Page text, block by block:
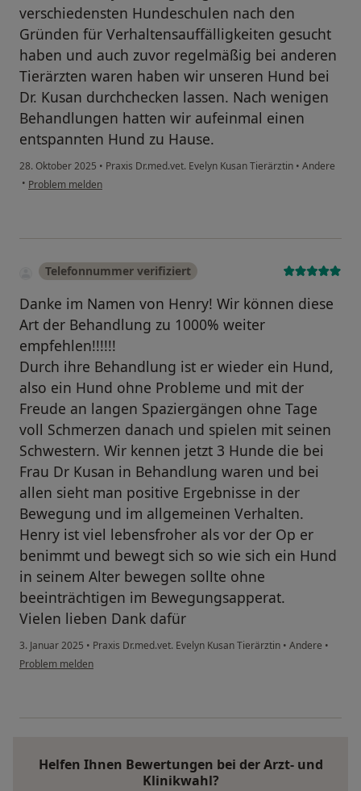
verschiedensten Hundeschulen nach den
Gründen für Verhaltensauffälligkeiten gesucht
haben und auch zuvor regelmäßig bei anderen
Tierärzten waren haben wir unseren Hund bei
Dr. Kusan durchchecken lassen. Nach wenigen
Behandlungen hatten wir aufeinmal einen
entspannten Hund zu Hause.
28. Oktober 2025 • Praxis Dr.med.vet. Evelyn Kusan Tierärztin • Andere
• Problem melden
Telefonnummer verifiziert
Danke im Namen von Henry! Wir können diese
Art der Behandlung zu 1000% weiter
empfehlen!!!!!!
Durch ihre Behandlung ist er wieder ein Hund,
also ein Hund ohne Probleme und mit der
Freude an langen Spaziergängen ohne Tage
voll Schmerzen danach und spielen mit seinen
Schwestern. Wir kennen jetzt 3 Hunde die bei
Frau Dr Kusan in Behandlung waren und bei
allen sieht man positive Ergebnisse in der
Bewegung und im allgemeinen Verhalten.
Henry ist viel lebensfroher als vor der Op er
benimmt und bewegt sich so wie sich ein Hund
in seinem Alter bewegen sollte ohne
beeinträchtigen im Bewegungsapperat.
Vielen lieben Dank dafür
3. Januar 2025 • Praxis Dr.med.vet. Evelyn Kusan Tierärztin • Andere •
Problem melden
Helfen Ihnen Bewertungen bei der Arzt- und
Klinikwahl?